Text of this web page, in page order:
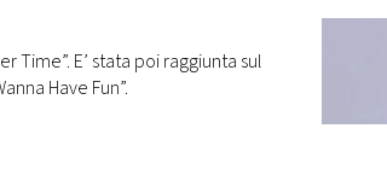
Time”. E’ stata poi raggiunta sul
Have Fun”.